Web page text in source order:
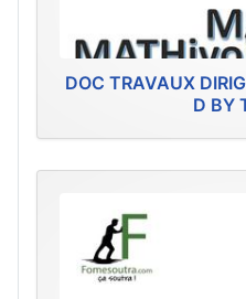
DOC TRAVAUX
D BY